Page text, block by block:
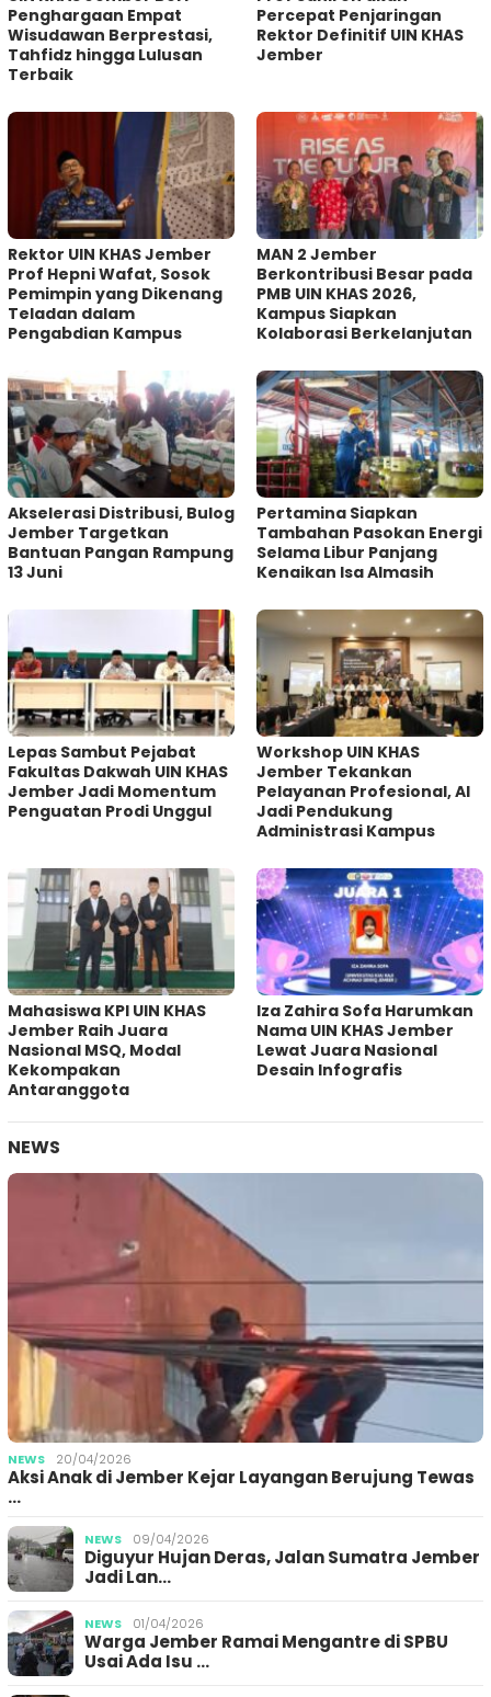
Penghargaan Empat
Wisudawan Berprestasi,
Tahfidz hingga Lulusan
Terbaik
Percepat Penjaringan
Rektor Definitif UIN KHAS
Jember
Rektor UIN KHAS Jember
Prof Hepni Wafat, Sosok
Pemimpin yang Dikenang
Teladan dalam
Pengabdian Kampus
MAN 2 Jember
Berkontribusi Besar pada
PMB UIN KHAS 2026,
Kampus Siapkan
Kolaborasi Berkelanjutan
Akselerasi Distribusi, Bulog
Jember Targetkan
Bantuan Pangan Rampung
13 Juni
Pertamina Siapkan
Tambahan Pasokan Energi
Selama Libur Panjang
Kenaikan Isa Almasih
Lepas Sambut Pejabat
Fakultas Dakwah UIN KHAS
Jember Jadi Momentum
Penguatan Prodi Unggul
Workshop UIN KHAS
Jember Tekankan
Pelayanan Profesional, AI
Jadi Pendukung
Administrasi Kampus
Mahasiswa KPI UIN KHAS
Jember Raih Juara
Nasional MSQ, Modal
Kekompakan
Antaranggota
Iza Zahira Sofa Harumkan
Nama UIN KHAS Jember
Lewat Juara Nasional
Desain Infografis
NEWS
NEWS 20/04/2026
Aksi Anak di Jember Kejar Layangan Berujung Tewas
…
NEWS 09/04/2026
Diguyur Hujan Deras, Jalan Sumatra Jember
Jadi Lan…
NEWS 01/04/2026
Warga Jember Ramai Mengantre di SPBU
Usai Ada Isu …